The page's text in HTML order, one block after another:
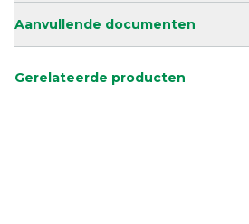
Aanvullende documenten
Gerelateerde producten